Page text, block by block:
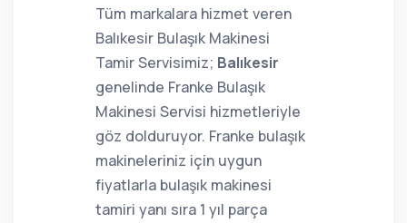
Tüm markalara hizmet veren
Balıkesir Bulaşık Makinesi
Tamir Servisimiz; Balıkesir
genelinde Franke Bulaşık
Makinesi Servisi hizmetleriyle
göz dolduruyor. Franke bulaşık
makineleriniz için uygun
fiyatlarla bulaşık makinesi
tamiri yanı sıra 1 yıl parça